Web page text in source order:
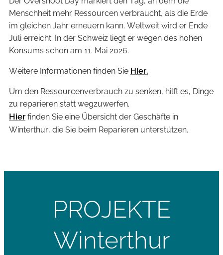
Menschheit mehr Ressourcen verbraucht, als die Erde
im gleichen Jahr erneuern kann. Weltweit wird er Ende
Juli erreicht. In der Schweiz liegt er wegen des hohen
Konsums schon am 11. Mai 2026.
Weitere Informationen finden Sie Hier.
Um den Ressourcenverbrauch zu senken, hilft es, Dinge
zu reparieren statt wegzuwerfen.
Hier finden Sie eine Übersicht der Geschäfte in
Winterthur, die Sie beim Reparieren unterstützen.
PROJEKTE
Winterthur